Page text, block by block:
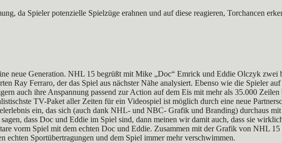
da Spieler potenzielle Spielzüge erahnen und auf diese reagieren, Torchancen
neue Generation. NHL 15 begrüßt mit Mike „Doc“ Emrick und Eddie Olczyk
Ray Ferraro, der das Spiel aus nächster Nähe analysiert. Ebenso wie die Spieler
auch ihre Anspannung passend zur Action auf dem Eis mit mehr als 35.000 Zeilen
TV-Paket aller Zeiten für ein Videospiel ist möglich durch eine neue
ein, das sich (auch dank NHL- und NBC- Grafik und Branding) durchaus
dass Doc und Eddie im Spiel sind, dann meinen wir damit auch, dass sie
vorm Spiel mit dem echten Doc und Eddie. Zusammen mit der Grafik von NHL
echten Sportübertragungen und dem Spiel immer mehr verschwimmen.